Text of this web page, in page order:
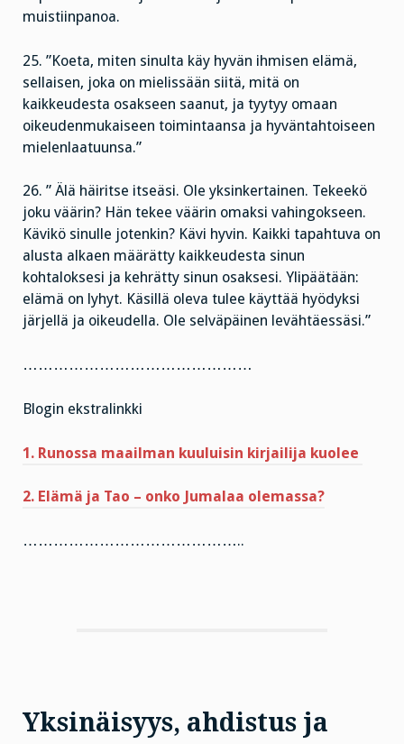
muistiinpanoa.
25. ”Koeta, miten sinulta käy hyvän ihmisen elämä,
sellaisen, joka on mielissään siitä, mitä on
kaikkeudesta osakseen saanut, ja tyytyy omaan
oikeudenmukaiseen toimintaansa ja hyväntahtoiseen
mielenlaatuunsa.”
26. ” Älä häiritse itseäsi. Ole yksinkertainen. Tekeekö
joku väärin? Hän tekee väärin omaksi vahingokseen.
Kävikö sinulle jotenkin? Kävi hyvin. Kaikki tapahtuva on
alusta alkaen määrätty kaikkeudesta sinun
kohtaloksesi ja kehrätty sinun osaksesi. Ylipäätään:
elämä on lyhyt. Käsillä oleva tulee käyttää hyödyksi
järjellä ja oikeudella. Ole selväpäinen levähtäessäsi.”
………………………………………
Blogin ekstralinkki
1. Runossa maailman kuuluisin kirjailija kuolee
2. Elämä ja Tao – onko Jumalaa olemassa?
……………………………………..
Yksinäisyys, ahdistus ja